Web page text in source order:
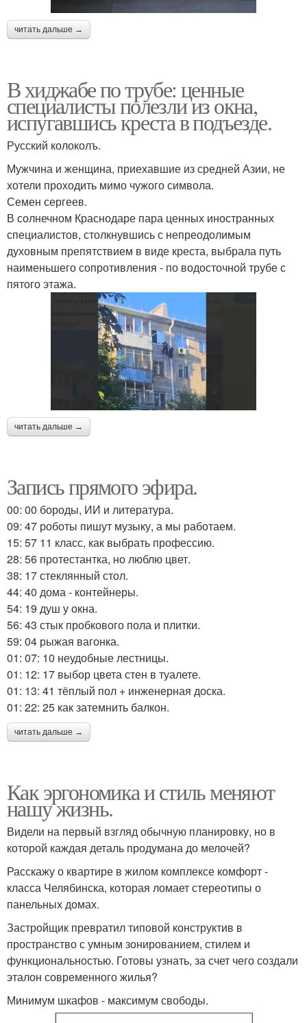
читать дальше →
В хиджабе по трубе: ценные
специалисты полезли из окна,
испугавшись креста в подъезде.
Русский колоколъ.
Мужчина и женщина, приехавшие из средней Азии, не
хотели проходить мимо чужого символа.
Семен сергеев.
В солнечном Краснодаре пара ценных иностранных
специалистов, столкнувшись с непреодолимым
духовным препятствием в виде креста, выбрала путь
наименьшего сопротивления - по водосточной трубе с
пятого этажа.
читать дальше →
Запись прямого эфира.
00: 00 бороды, ИИ и литература.
09: 47 роботы пишут музыку, а мы работаем.
15: 57 11 класс, как выбрать профессию.
28: 56 протестантка, но люблю цвет.
38: 17 стеклянный стол.
44: 40 дома - контейнеры.
54: 19 душ у окна.
56: 43 стык пробкового пола и плитки.
59: 04 рыжая вагонка.
01: 07: 10 неудобные лестницы.
01: 12: 17 выбор цвета стен в туалете.
01: 13: 41 тёплый пол + инженерная доска.
01: 22: 25 как затемнить балкон.
читать дальше →
Как эргономика и стиль меняют
нашу жизнь.
Видели на первый взгляд обычную планировку, но в
которой каждая деталь продумана до мелочей?
Расскажу о квартире в жилом комплексе комфорт -
класса Челябинска, которая ломает стереотипы о
панельных домах.
Застройщик превратил типовой конструктив в
пространство с умным зонированием, стилем и
функциональностью. Готовы узнать, за счет чего создали
эталон современного жилья?
Минимум шкафов - максимум свободы.